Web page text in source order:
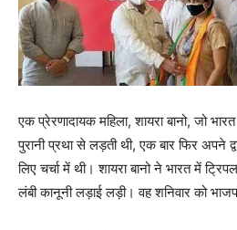
एक प्रेरणादायक महिला, शायरा बानो, जो
पुरानी प्रथा से लड़ती थी, एक बार फिर अपने
लिए चर्चा में थी। शायरा बानो ने भारत में
लंबी कानूनी लड़ाई लड़ी। वह शनिवार को